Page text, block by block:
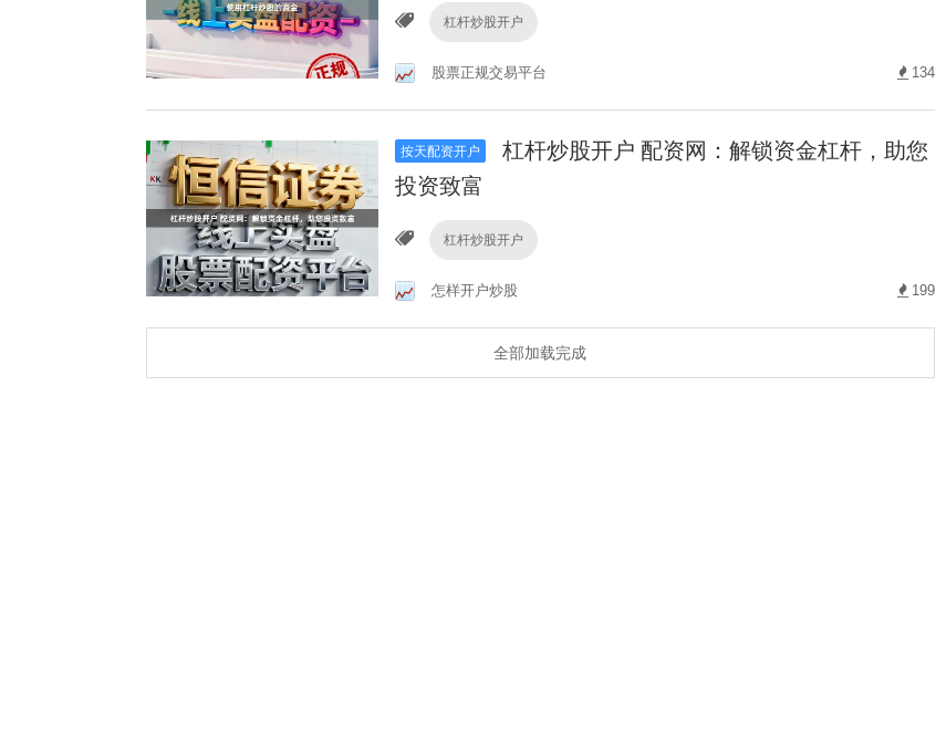
杠杆炒股开户
股票正规交易平台 134
按天配资开户
杠杆炒股开户 配资网：解锁资金杠杆，助您
投资致富
杠杆炒股开户
怎样开户炒股 199
全部加载完成